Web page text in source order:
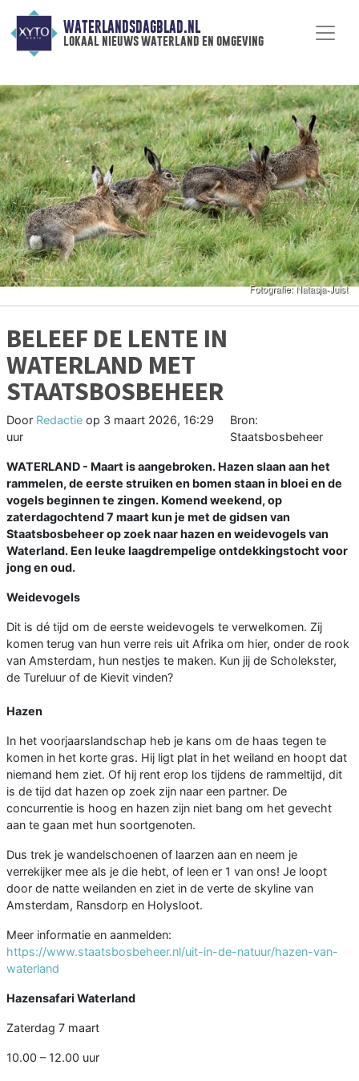
WATERLANDSDAGBLAD.NL
lokaal nieuws waterland en omgeving
BELEEF DE LENTE IN
WATERLAND MET
STAATSBOSBEHEER
Door Redactie op 3 maart 2026, 16:29
uur
Bron:
Staatsbosbeheer
WATERLAND - Maart is aangebroken. Hazen slaan aan het
rammelen, de eerste struiken en bomen staan in bloei en de
vogels beginnen te zingen. Komend weekend, op
zaterdagochtend 7 maart kun je met de gidsen van
Staatsbosbeheer op zoek naar hazen en weidevogels van
Waterland. Een leuke laagdrempelige ontdekkingstocht voor
jong en oud.
Weidevogels
Dit is dé tijd om de eerste weidevogels te verwelkomen. Zij
komen terug van hun verre reis uit Afrika om hier, onder de rook
van Amsterdam, hun nestjes te maken. Kun jij de Scholekster,
de Tureluur of de Kievit vinden?
Hazen
In het voorjaarslandschap heb je kans om de haas tegen te
komen in het korte gras. Hij ligt plat in het weiland en hoopt dat
niemand hem ziet. Of hij rent erop los tijdens de rammeltijd, dit
is de tijd dat hazen op zoek zijn naar een partner. De
concurrentie is hoog en hazen zijn niet bang om het gevecht
aan te gaan met hun soortgenoten.
Dus trek je wandelschoenen of laarzen aan en neem je
verrekijker mee als je die hebt, of leen er 1 van ons! Je loopt
door de natte weilanden en ziet in de verte de skyline van
Amsterdam, Ransdorp en Holysloot.
Meer informatie en aanmelden:
https://www.staatsbosbeheer.nl/uit-in-de-natuur/hazen-van-
waterland
Hazensafari Waterland
Zaterdag 7 maart
10.00 – 12.00 uur